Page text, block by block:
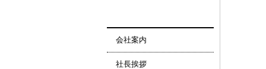
会社案内
社長挨拶